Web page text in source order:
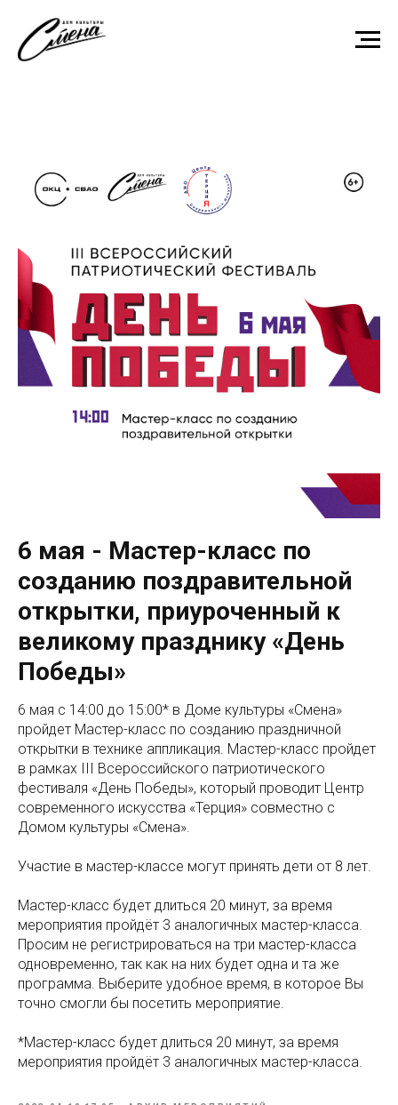
6 мая - Мастер-класс по
созданию поздравительной
открытки, приуроченный к
великому празднику «День
Победы»
6 мая с 14:00 до 15:00* в Доме культуры «Смена»
пройдет Мастер-класс по созданию праздничной
открытки в технике аппликация. Мастер-класс пройдет
в рамках III Всероссийского патриотического
фестиваля «День Победы», который проводит Центр
современного искусства «Терция» совместно с
Домом культуры «Смена».
Участие в мастер-классе могут принять дети от 8 лет.
Мастер-класс будет длиться 20 минут, за время
мероприятия пройдёт 3 аналогичных мастер-класса.
Просим не регистрироваться на три мастер-класса
одновременно, так как на них будет одна и та же
программа. Выберите удобное время, в которое Вы
точно смогли бы посетить мероприятие.
*Мастер-класс будет длиться 20 минут, за время
мероприятия пройдёт 3 аналогичных мастер-класса.